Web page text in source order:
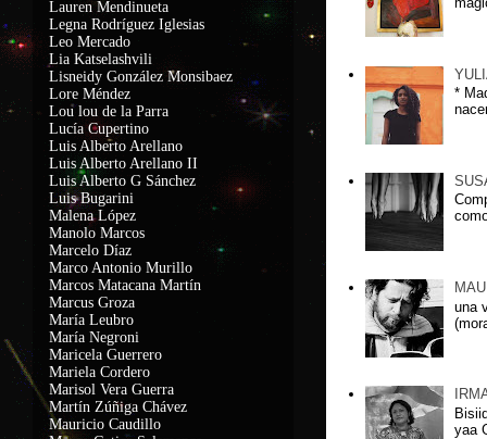
*
una
yaa
Lauren Mendinueta
Legna Rodríguez Iglesias
Leo Mercado
Lia Katselashvili
Lisneidy González Monsibaez
Lore Méndez
Lou lou de la Parra
Lucía Cupertino
Luis Alberto Arellano
Luis Alberto Arellano II
Luis Alberto G Sánchez
Luis Bugarini
Malena López
Manolo Marcos
Marcelo Díaz
Marco Antonio Murillo
Marcos Matacana Martín
Marcus Groza
María Leubro
María Negroni
Maricela Guerrero
Mariela Cordero
Marisol Vera Guerra
Martín Zúñiga Chávez
Mauricio Caudillo